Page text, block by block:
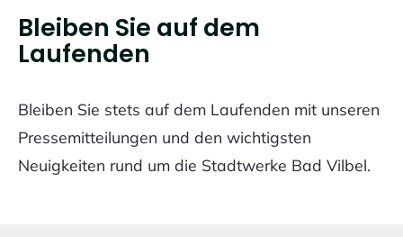
Bleiben Sie auf dem
Laufenden
Bleiben Sie stets auf dem Laufenden mit unseren
Pressemitteilungen und den wichtigsten
Neuigkeiten rund um die Stadtwerke Bad Vilbel.
vergrößern
Wortabstand
Zeilenabstand
vergrößern
Zeilenabstand